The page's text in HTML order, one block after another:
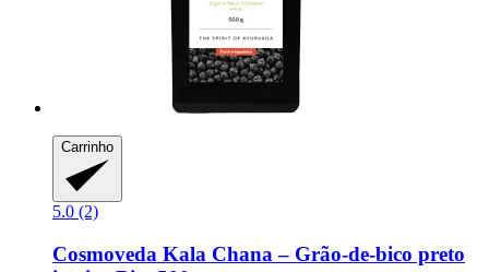
Carrinho
5.0 (2)
Cosmoveda Kala Chana – Grão-​de-​bico preto